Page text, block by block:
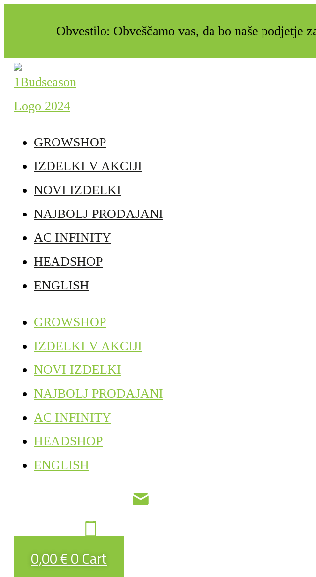
Obvestilo: Obveščamo vas, da bo naše podjetje
GROWSHOP
IZDELKI V AKCIJI
NOVI IZDELKI
NAJBOLJ PRODAJANI
AC INFINITY
HEADSHOP
ENGLISH
GROWSHOP
IZDELKI V AKCIJI
NOVI IZDELKI
NAJBOLJ PRODAJANI
AC INFINITY
HEADSHOP
ENGLISH
0,00€0Cart